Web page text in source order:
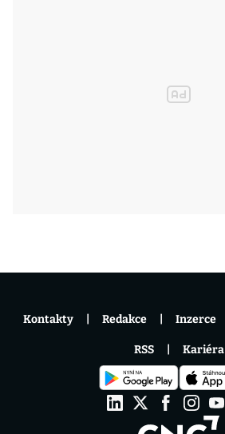
Kontakty Redakce Inzerce
RSS Kariéra